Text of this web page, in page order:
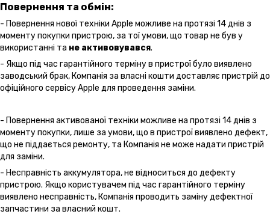
Повернення та обмін:
- Повернення нової техніки Apple можливе на протязі 14 днів з
моменту покупки пристрою, за тої умови, що товар не був у
використанні та не активовувався.
- Якщо під час гарантійного терміну в пристрої було виявлено
заводський брак, Компанія за власні кошти доставляє пристрій до
офіційного сервісу Apple для проведення заміни.
- Повернення активованої техніки можливе на протязі 14 днів з
моменту покупки, лише за умови, що в пристрої виявлено дефект,
що не піддається ремонту, та Компанія не може надати пристрій
для заміни.
- Несправність аккумулятора, не відноситься до дефекту
пристрою. Якщо користувачем під час гарантійного терміну
виявлено несправність, Компанія проводить заміну дефектної
запчастини за власний кошт.